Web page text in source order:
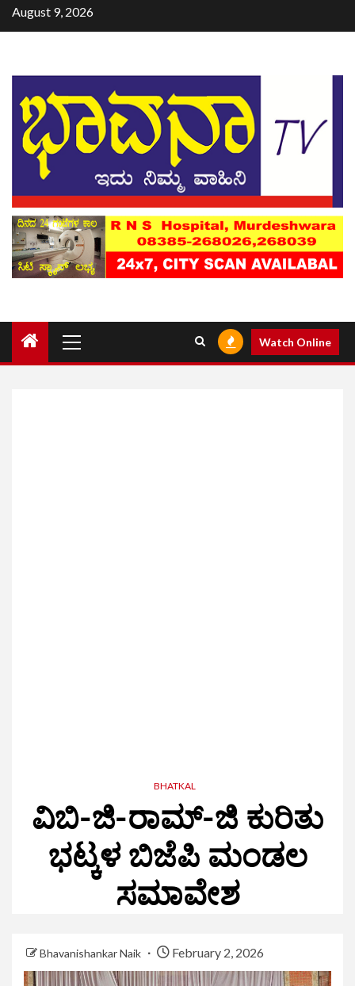
August 9, 2026
Watch Online
BHATKAL
ವಿಬಿ-ಜಿ-ರಾಮ್-ಜಿ ಕುರಿತು
ಭಟ್ಕಳ ಬಿಜೆಪಿ ಮಂಡಲ
ಸಮಾವೇಶ
Bhavanishankar Naik February 2, 2026